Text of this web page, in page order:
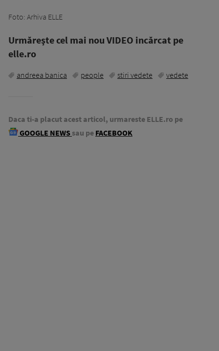
Foto: Arhiva ELLE
Urmăreşte cel mai nou VIDEO incărcat pe
elle.ro
andreea banica people stiri vedete vedete
Daca ti-a placut acest articol, urmareste ELLE.ro pe
GOOGLE NEWS sau pe FACEBOOK